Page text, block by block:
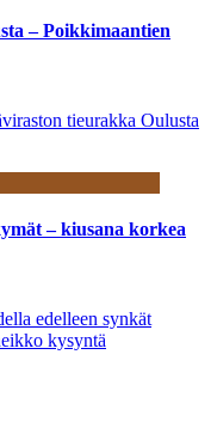
– Poikkimaantien
tieurakka Oulusta
– kiusana korkea
edelleen synkät
kysyntä